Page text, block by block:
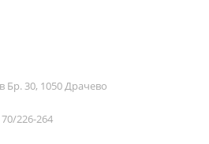
30, 1050 Драчево
226-264